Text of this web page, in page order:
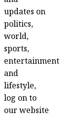
updates on
politics,
world,
sports,
entertainment
and
lifestyle,
log on to
our website